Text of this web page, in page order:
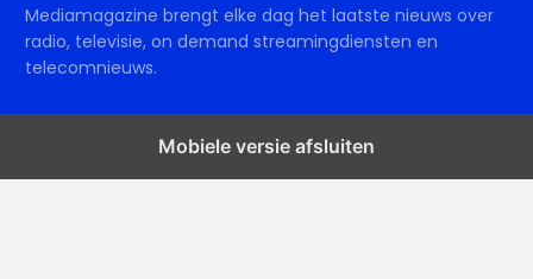
Mediamagazine brengt elke dag het laatste nieuws over
radio, televisie, on demand streamingdiensten en
telecomnieuws.
Mobiele versie afsluiten